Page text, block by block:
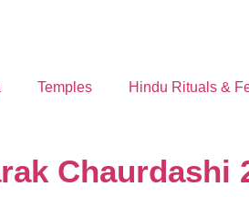
Temples Hindu Rituals &
Chaurdashi